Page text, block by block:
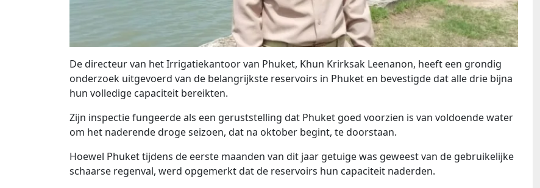
De directeur van het Irrigatiekantoor van Phuket, Khun Krirksak Leenanon, heeft een grondig
onderzoek uitgevoerd van de belangrijkste reservoirs in Phuket en bevestigde dat alle drie bijna
hun volledige capaciteit bereikten.
Zijn inspectie fungeerde als een geruststelling dat Phuket goed voorzien is van voldoende water
om het naderende droge seizoen, dat na oktober begint, te doorstaan.
Hoewel Phuket tijdens de eerste maanden van dit jaar getuige was geweest van de gebruikelijke
schaarse regenval, werd opgemerkt dat de reservoirs hun capaciteit naderden.